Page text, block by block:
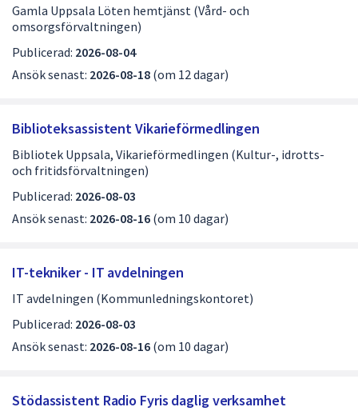
Gamla Uppsala Löten hemtjänst (Vård- och
omsorgsförvaltningen)
Publicerad: 2026-08-04
Ansök senast: 2026-08-18 (om 12 dagar)
Biblioteksassistent Vikarieförmedlingen
Bibliotek Uppsala, Vikarieförmedlingen (Kultur-, idrotts-
och fritidsförvaltningen)
Publicerad: 2026-08-03
Ansök senast: 2026-08-16 (om 10 dagar)
IT-tekniker - IT avdelningen
IT avdelningen (Kommunledningskontoret)
Publicerad: 2026-08-03
Ansök senast: 2026-08-16 (om 10 dagar)
Stödassistent Radio Fyris daglig verksamhet